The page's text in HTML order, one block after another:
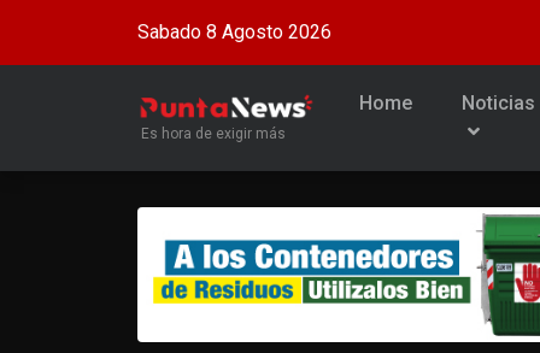
Sabado 8 Agosto 2026
Es hora de exigir más
Home Noticias